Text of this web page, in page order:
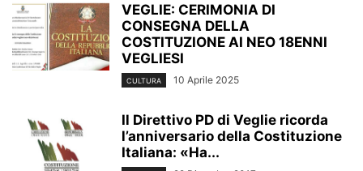
VEGLIE: CERIMONIA DI
CONSEGNA DELLA
COSTITUZIONE AI NEO 18ENNI
VEGLIESI
CULTURA 10 Aprile 2025
Il Direttivo PD di Veglie ricorda
l’anniversario della Costituzione
Italiana: «Ha...